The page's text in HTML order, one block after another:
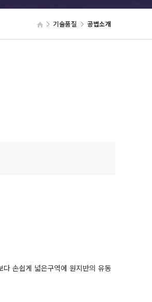
기술품질 공법소개
손쉽게 넓은구역에 원지반의 유동